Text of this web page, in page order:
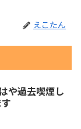
えこたん
や過去喫煙し